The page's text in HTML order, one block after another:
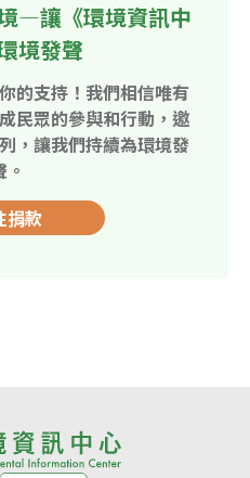
—讓《環境資訊中
境發聲
的支持！我們相信唯有
民眾的參與和行動，邀
，讓我們持續為環境發
。
捐款